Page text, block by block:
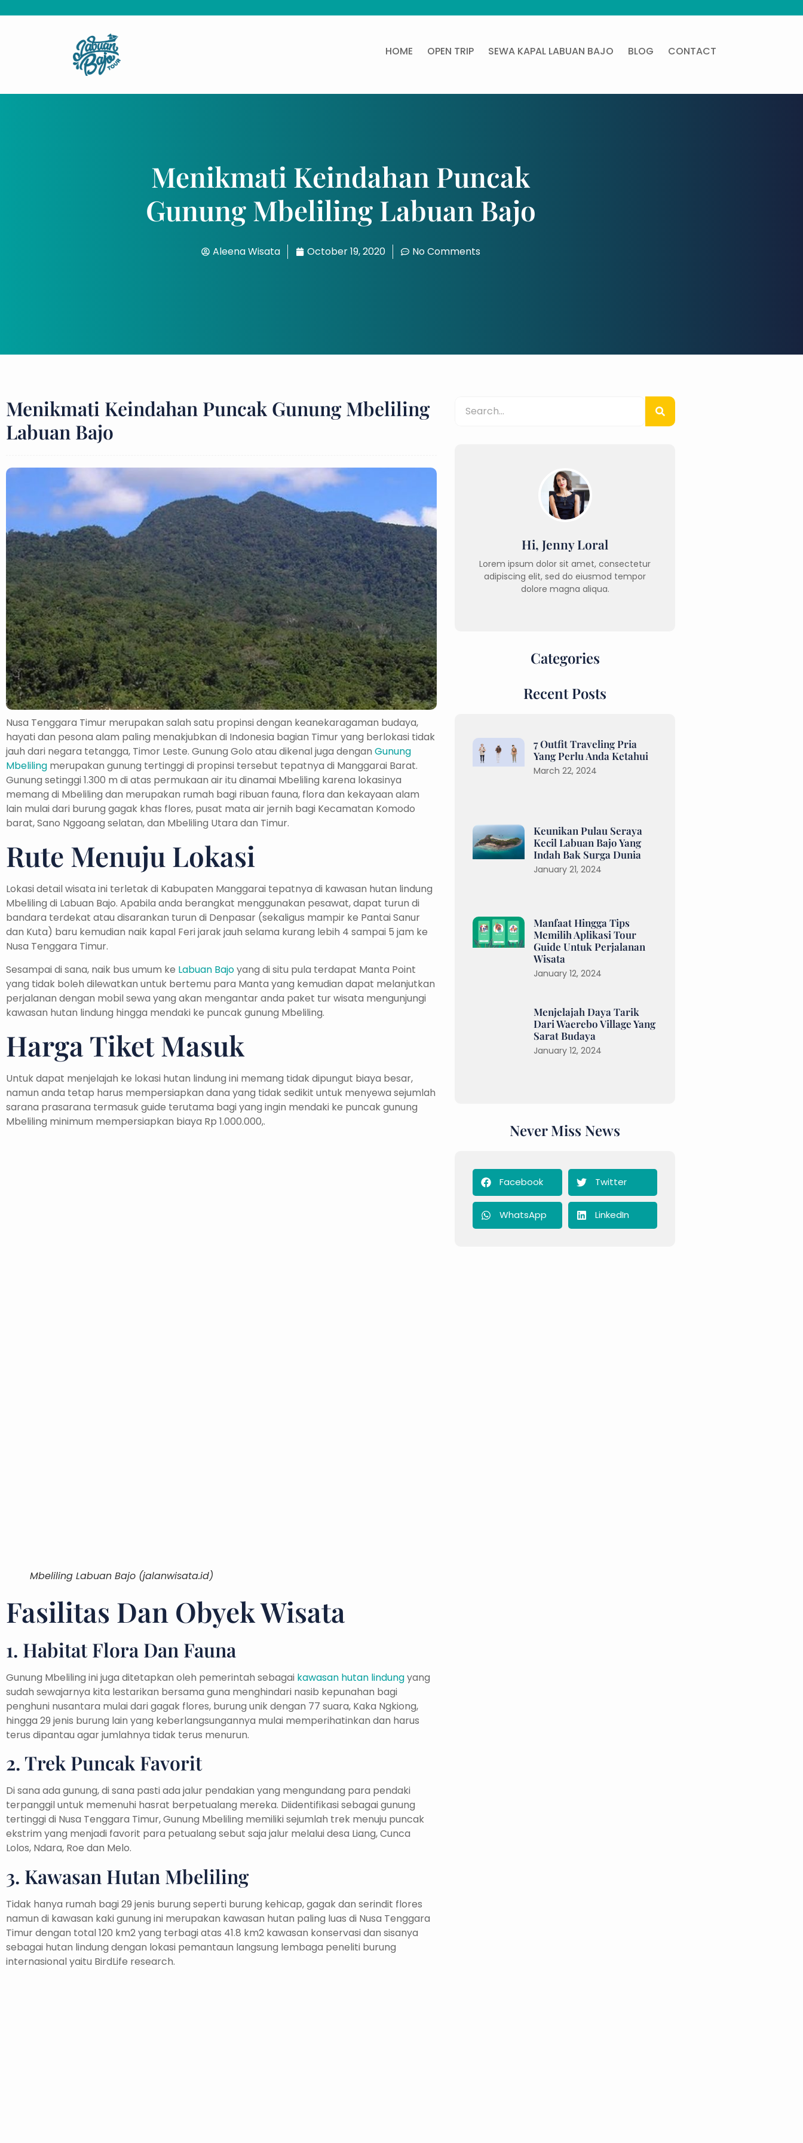
HOME OPEN TRIP SEWA KAPAL LABUAN BAJO BLOG CONTACT
Menikmati Keindahan Puncak
Gunung Mbeliling Labuan Bajo
Aleena Wisata October 19, 2020 No Comments
Menikmati Keindahan Puncak Gunung Mbeliling
Labuan Bajo
Nusa Tenggara Timur merupakan salah satu propinsi dengan keanekaragaman budaya,
hayati dan pesona alam paling menakjubkan di Indonesia bagian Timur yang berlokasi tidak
jauh dari negara tetangga, Timor Leste. Gunung Golo atau dikenal juga dengan Gunung
Mbeliling merupakan gunung tertinggi di propinsi tersebut tepatnya di Manggarai Barat.
Gunung setinggi 1.300 m di atas permukaan air itu dinamai Mbeliling karena lokasinya
memang di Mbeliling dan merupakan rumah bagi ribuan fauna, flora dan kekayaan alam
lain mulai dari burung gagak khas flores, pusat mata air jernih bagi Kecamatan Komodo
barat, Sano Nggoang selatan, dan Mbeliling Utara dan Timur.
Rute Menuju Lokasi
Lokasi detail wisata ini terletak di Kabupaten Manggarai tepatnya di kawasan hutan lindung
Mbeliling di Labuan Bajo. Apabila anda berangkat menggunakan pesawat, dapat turun di
bandara terdekat atau disarankan turun di Denpasar (sekaligus mampir ke Pantai Sanur
dan Kuta) baru kemudian naik kapal Feri jarak jauh selama kurang lebih 4 sampai 5 jam ke
Nusa Tenggara Timur.
Sesampai di sana, naik bus umum ke Labuan Bajoyang di situ pula terdapat Manta Point
yang tidak boleh dilewatkan untuk bertemu para Manta yang kemudian dapat melanjutkan
perjalanan dengan mobil sewa yang akan mengantar anda paket tur wisata mengunjungi
kawasan hutan lindung hingga mendaki ke puncak gunung Mbeliling.
Harga Tiket Masuk
Untuk dapat menjelajah ke lokasi hutan lindung ini memang tidak dipungut biaya besar,
namun anda tetap harus mempersiapkan dana yang tidak sedikit untuk menyewa sejumlah
sarana prasarana termasuk guide terutama bagi yang ingin mendaki ke puncak gunung
Mbeliling minimum mempersiapkan biaya Rp 1.000.000,.
Mbeliling Labuan Bajo (jalanwisata.id)
Fasilitas Dan Obyek Wisata
1. Habitat Flora Dan Fauna
Gunung Mbeliling ini juga ditetapkan oleh pemerintah sebagai kawasan hutan lindungyang
sudah sewajarnya kita lestarikan bersama guna menghindari nasib kepunahan bagi
penghuni nusantara mulai dari gagak flores, burung unik dengan 77 suara, Kaka Ngkiong,
hingga 29 jenis burung lain yang keberlangsungannya mulai memperihatinkan dan harus
terus dipantau agar jumlahnya tidak terus menurun.
2. Trek Puncak Favorit
Di sana ada gunung, di sana pasti ada jalur pendakian yang mengundang para pendaki
terpanggil untuk memenuhi hasrat berpetualang mereka. Diidentifikasi sebagai gunung
tertinggi di Nusa Tenggara Timur, Gunung Mbeliling memiliki sejumlah trek menuju puncak
ekstrim yang menjadi favorit para petualang sebut saja jalur melalui desa Liang, Cunca
Lolos, Ndara, Roe dan Melo.
3. Kawasan Hutan Mbeliling
Tidak hanya rumah bagi 29 jenis burung seperti burung kehicap, gagak dan serindit flores
namun di kawasan kaki gunung ini merupakan kawasan hutan paling luas di Nusa Tenggara
Timur dengan total 120 km2 yang terbagi atas 41.8 km2 kawasan konservasi dan sisanya
sebagai hutan lindung dengan lokasi pemantaun langsung lembaga peneliti burung
internasional yaitu BirdLife research.
Hi, Jenny Loral
Lorem ipsum dolor sit amet, consectetur
adipiscing elit, sed do eiusmod tempor
dolore magna aliqua.
Categories
Recent Posts
7 Outfit Traveling Pria
Yang Perlu Anda Ketahui
March 22, 2024
Keunikan Pulau Seraya
Kecil Labuan Bajo Yang
Indah Bak Surga Dunia
January 21, 2024
Manfaat Hingga Tips
Memilih Aplikasi Tour
Guide Untuk Perjalanan
Wisata
January 12, 2024
Menjelajah Daya Tarik
Dari Waerebo Village Yang
Sarat Budaya
January 12, 2024
Never Miss News
Facebook Twitter
WhatsApp LinkedIn